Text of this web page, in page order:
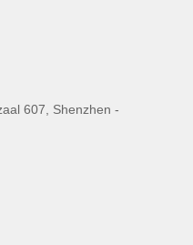
607, Shenzhen -